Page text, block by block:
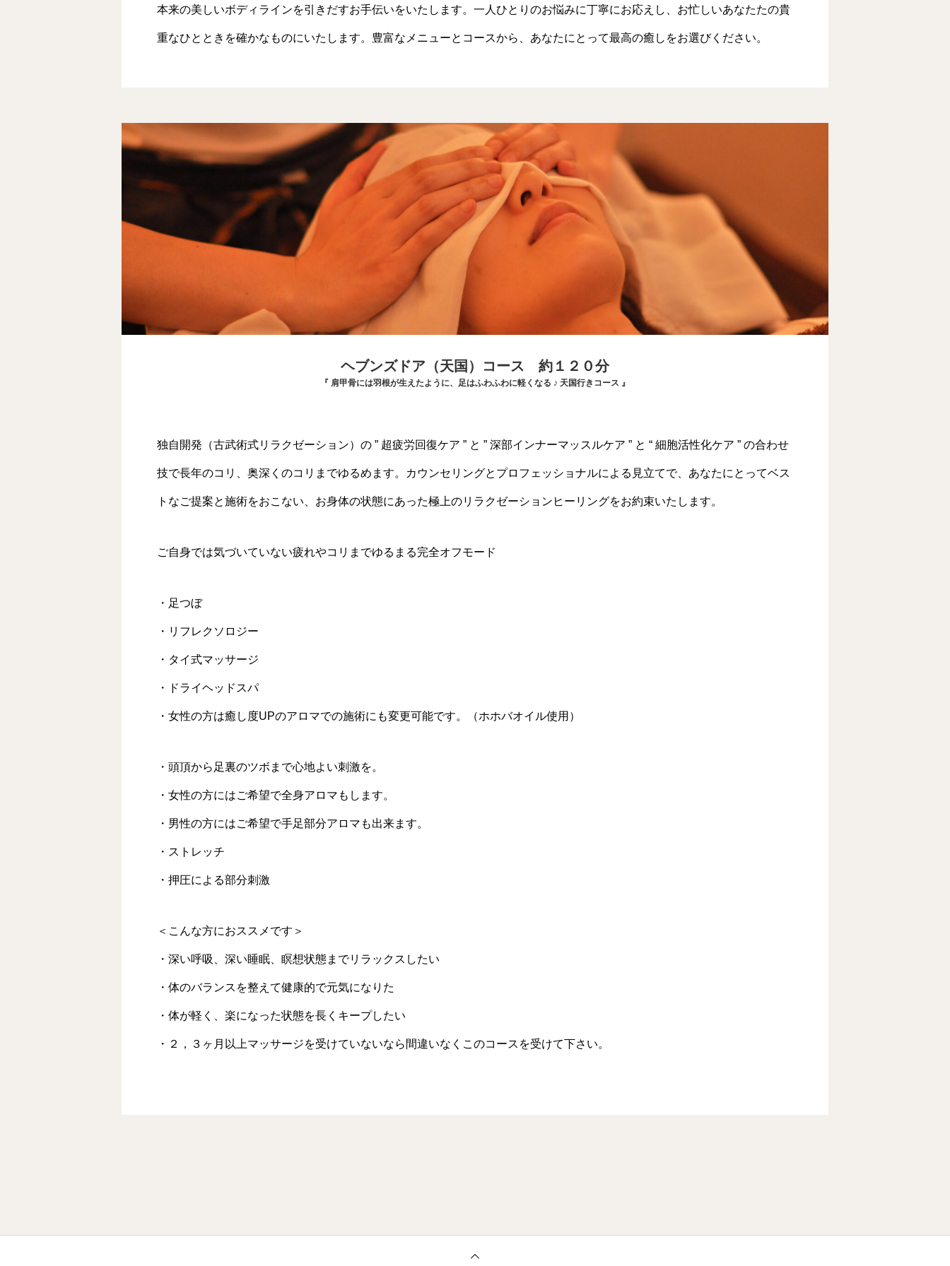
本来の美しいボディラインを引きだすお手伝いをいたします。一人ひとりのお悩みに丁寧にお応えし、お忙しいあなたたの貴
重なひとときを確かなものにいたします。豊富なメニューとコースから、あなたにとって最高の癒しをお選びください。
ヘブンズドア（天国）コース 約１２０分
『 肩甲骨には羽根が生えたように、足はふわふわに軽くなる ♪ 天国行きコース 』
独自開発（古武術式リラクゼーション）の ” 超疲労回復ケア ” と ” 深部インナーマッスルケア ” と “ 細胞活性化ケア ” の合わせ
技で長年のコリ、奥深くのコリまでゆるめます。カウンセリングとプロフェッショナルによる見立てで、あなたにとってベス
トなご提案と施術をおこない、お身体の状態にあった極上のリラクゼーションヒーリングをお約束いたします。
ご自身では気づいていない疲れやコリまでゆるまる完全オフモード
・足つぼ
・リフレクソロジー
・タイ式マッサージ
・ドライヘッドスパ
・女性の方は癒し度UPのアロマでの施術にも変更可能です。（ホホバオイル使用）
・頭頂から足裏のツボまで心地よい刺激を。
・女性の方にはご希望で全身アロマもします。
・男性の方にはご希望で手足部分アロマも出来ます。
・ストレッチ
・押圧による部分刺激
＜こんな方におススメです＞
・深い呼吸、深い睡眠、瞑想状態までリラックスしたい
・体のバランスを整えて健康的で元気になりた
・体が軽く、楽になった状態を長くキープしたい
・２，３ヶ月以上マッサージを受けていないなら間違いなくこのコースを受けて下さい。